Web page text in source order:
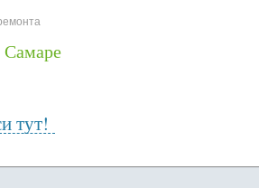
Самаре
тут!